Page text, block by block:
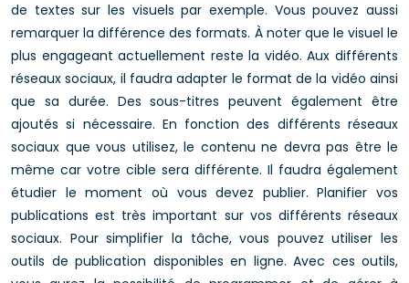
de textes sur les visuels par exemple. Vous pouvez aussi
remarquer la différence des formats. À noter que le visuel le
plus engageant actuellement reste la vidéo. Aux différents
réseaux sociaux, il faudra adapter le format de la vidéo ainsi
que sa durée. Des sous-titres peuvent également être
ajoutés si nécessaire. En fonction des différents réseaux
sociaux que vous utilisez, le contenu ne devra pas être le
même car votre cible sera différente. Il faudra également
étudier le moment où vous devez publier. Planifier vos
publications est très important sur vos différents réseaux
sociaux. Pour simplifier la tâche, vous pouvez utiliser les
outils de publication disponibles en ligne. Avec ces outils,